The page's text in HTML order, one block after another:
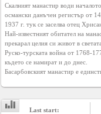
User
Agreement
Privacy
Policy
Скалният манастир води
османски данъчен регистър от
1937 г. тук се заселва отец
Най-известният обитател на
прекарал целия си живот в
Руско-турската война от 1768-
където се намират и до днес.
Басарбовският манастир е
Last start: